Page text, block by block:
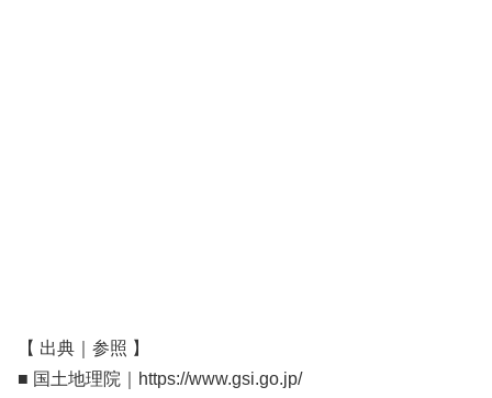
【 出典｜参照 】
■ 国土地理院｜https://www.gsi.go.jp/